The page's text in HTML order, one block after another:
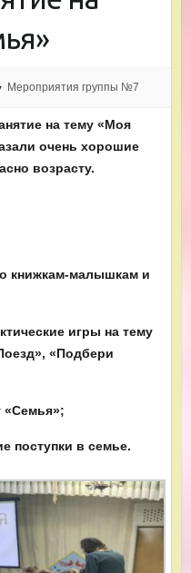
Мероприятия группы №7
на тему «Моя
очень хорошие
возрасту.
книжкам-малышкам и
игры на тему
«Подбери
«Семья»;
поступки в семье.